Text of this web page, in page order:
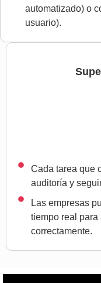
automatizado) o
usuario).
Cada tarea que
auditoría y
Las empresas
tiempo real
correctamente.